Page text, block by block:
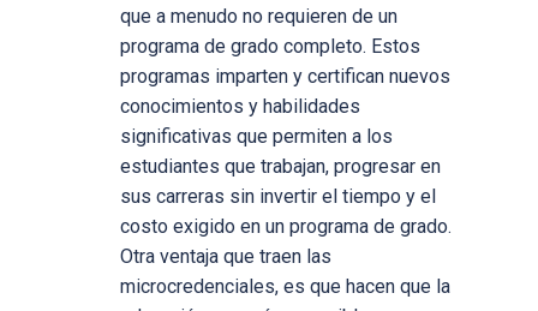
que a menudo no requieren de un
programa de grado completo. Estos
programas imparten y certifican nuevos
conocimientos y habilidades
significativas que permiten a los
estudiantes que trabajan, progresar en
sus carreras sin invertir el tiempo y el
costo exigido en un programa de grado.
Otra ventaja que traen las
microcredenciales, es que hacen que la